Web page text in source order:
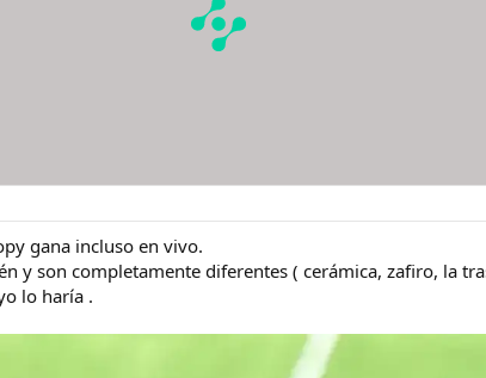
gana incluso en vivo.
y son completamente diferentes ( cerámica, zafiro, la
lo haría .